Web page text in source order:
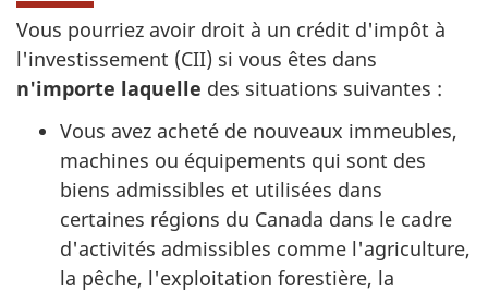
Vous pourriez avoir droit à un crédit d'impôt à
l'investissement (CII) si vous êtes dans
n'importe laquelle des situations suivantes :
Vous avez acheté de nouveaux immeubles,
machines ou équipements qui sont des
biens admissibles et utilisées dans
certaines régions du Canada dans le cadre
d'activités admissibles comme l'agriculture,
la pêche, l'exploitation forestière, la